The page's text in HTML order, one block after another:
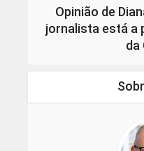
Opinião de
jornalista está a
da